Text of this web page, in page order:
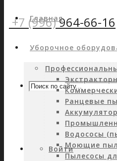
+7 (996)964-66-16
Войти
Главная
Уборочное
Ранцевые
Водососы
Моющие
Пылесосы